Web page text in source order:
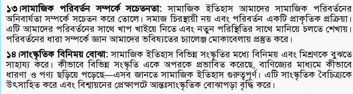
১৩।সামাজিক পরিবর্তন সম্পর্কে সচেতনতা: সামাজিক ইতিহাস আমাদের সামাজিক পরিবর্তনের
অনিবার্যতা সম্পর্কে সচেতন করে তোলে। সমাজ চিরস্থায়ী নয় এবং পরিবর্তন একটি প্রাকৃতিক প্রক্রিয়া।
এটি আমাদের পরিবর্তনের সাথে খাপ খাইয়ে নিতে এবং নতুন পরিস্থিতির সাথে মানিয়ে চলতে শেখায়।
পরিবর্তনের ধারা সম্পর্কে জ্ঞান আমাদের ভবিষ্যতের চ্যালেঞ্জ মোকাবেলায় প্রস্তুত করে।
১৪।সাংস্কৃতিক বিনিময় বোঝা: সামাজিক ইতিহাস বিভিন্ন সংস্কৃতির মধ্যে বিনিময় এবং মিশ্রণকে বুঝতে
সাহায্য করে। কীভাবে বিভিন্ন সংস্কৃতি একে অপরকে প্রভাবিত করেছে, বাণিজ্যের মাধ্যমে কীভাবে
ধারণা ও পণ্য ছড়িয়ে পড়েছে—এসব জানতে সামাজিক ইতিহাস গুরুত্বপূর্ণ। এটি সাংস্কৃতিক বৈচিত্র্যকে
উৎসাহিত করে এবং বিশ্বায়নের প্রেক্ষাপটে আন্তঃসাংস্কৃতিক বোঝাপড়া বৃদ্ধি করে।